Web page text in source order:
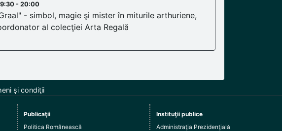
- 20:00
- simbol, magie şi mister în miturile arthuriene,
al colecţiei Arta Regală
şi condiţii
Publicaţii
Politica Românească
Instituţii publice
Administraţia Prezidenţială